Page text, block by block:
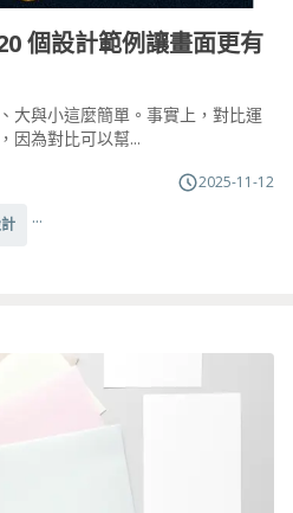
個設計範例讓畫面更有
大與小這麼簡單。事實上，對比運
因為對比可以幫...
2025-11-12
...